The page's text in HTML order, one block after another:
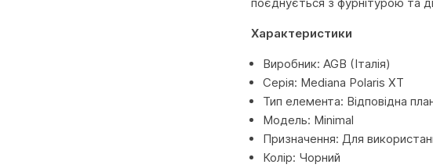
Характеристики
Виробник: AGB (Італія)
Серія: Mediana Polaris XT
Тип елемента: Відповідна
Модель: Minimal
Призначення: Для
Колір: Чорний